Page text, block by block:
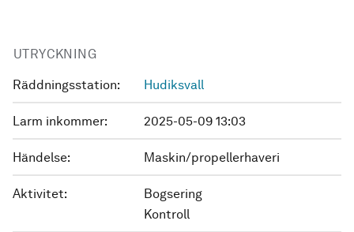
UTRYCKNING
Räddningsstation: Hudiksvall
Larm inkommer: 2025-05-09 13:03
Händelse: Maskin/propellerhaveri
Aktivitet:
Bogsering
Kontroll